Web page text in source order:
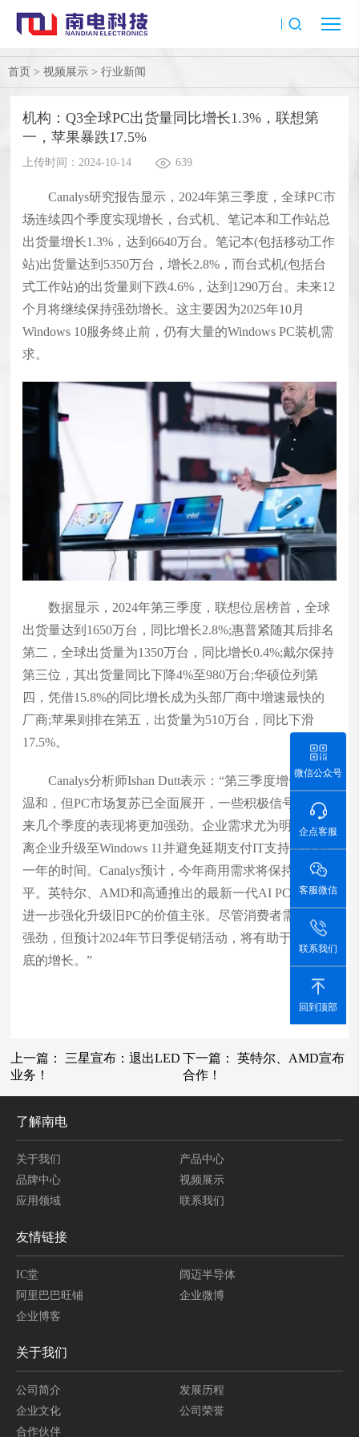
首页 > 视频展示 > 行业新闻
机构：Q3全球PC出货量同比增长1.3%，联想第
一，苹果暴跌17.5%
上传时间：2024-10-14 639
Canalys研究报告显示，2024年第三季度，全球PC市
场连续四个季度实现增长，台式机、笔记本和工作站总
出货量增长1.3%，达到6640万台。笔记本(包括移动工作
站)出货量达到5350万台，增长2.8%，而台式机(包括台
式工作站)的出货量则下跌4.6%，达到1290万台。未来12
个月将继续保持强劲增长。这主要因为2025年10月
Windows 10服务终止前，仍有大量的Windows PC装机需
求。
数据显示，2024年第三季度，联想位居榜首，全球
出货量达到1650万台，同比增长2.8%;惠普紧随其后排名
第二，全球出货量为1350万台，同比增长0.4%;戴尔保持
第三位，其出货量同比下降4%至980万台;华硕位列第
四，凭借15.8%的同比增长成为头部厂商中增速最快的
厂商;苹果则排在第五，出货量为510万台，同比下滑
17.5%。
Canalys分析师Ishan Dutt表示：“第三季度增长较为
温和，但PC市场复苏已全面展开，一些积极信号表明未
来几个季度的表现将更加强劲。企业需求尤为明显，距
离企业升级至Windows 11并避免延期支付IT支持费仅剩
一年的时间。Canalys预计，今年商用需求将保持较高水
平。英特尔、AMD和高通推出的最新一代AI PC处理器
进一步强化升级旧PC的价值主张。尽管消费者需求并不
强劲，但预计2024年节日季促销活动，将有助于支持年
底的增长。”
上一篇： 三星宣布：退出LED
业务！
下一篇：英特尔、AMD宣布
合作！
了解南电
关于我们
产品中心
品牌中心
视频展示
应用领域
联系我们
友情链接
IC堂
阔迈半导体
阿里巴巴旺铺
企业微博
企业博客
关于我们
公司简介
发展历程
企业文化
公司荣誉
合作伙伴
微信公众号
企点客服
客服微信
联系我们
回到顶部